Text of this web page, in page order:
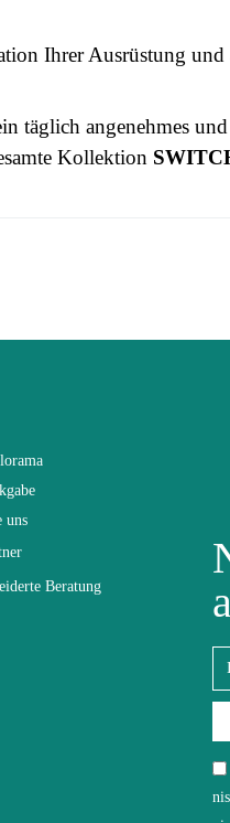
Ihrer Ausrüstung
täglich angenehmes
Kollektion
uns
Beratung